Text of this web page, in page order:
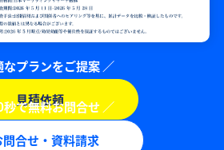
見積依頼
問合せ・資料請求